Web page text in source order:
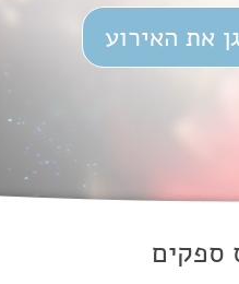
את האירוע
ספקים